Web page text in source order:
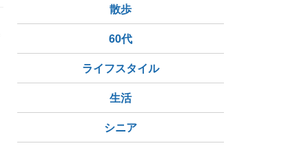
ウェストコースト
散歩
60代
ライフスタイル
生活
シニア